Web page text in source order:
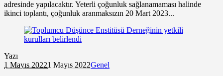
adresinde yapılacaktır. Yeterli çoğunluk sağlanamaması halinde
ikinci toplantı, çoğunluk aranmaksızın 20 Mart 2023...
Yazı
1 Mayıs 20221 Mayıs 2022Genel